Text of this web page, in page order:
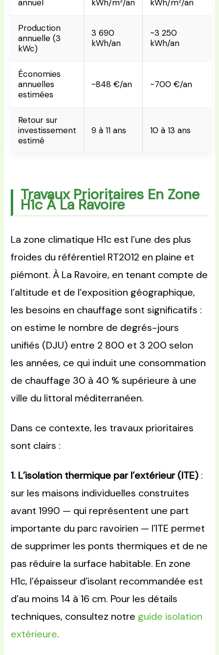
annuel kWh/m²/an kWh/m²/an
Production
annuelle (3
kWc)
3 690
kWh/an
~3 250
kWh/an
Économies
annuelles
estimées
~848 €/an ~700 €/an
Retour sur
investissement
estimé
9 à 11 ans 10 à 13 ans
Travaux Prioritaires En Zone
H1c À La Ravoire
La zone climatique H1c est l’une des plus
froides du référentiel RT2012 en plaine et
piémont. À La Ravoire, en tenant compte de
l’altitude et de l’exposition géographique,
les besoins en chauffage sont significatifs :
on estime le nombre de degrés-jours
unifiés (DJU) entre 2 800 et 3 200 selon
les années, ce qui induit une consommation
de chauffage 30 à 40 % supérieure à une
ville du littoral méditerranéen.
Dans ce contexte, les travaux prioritaires
sont clairs :
1. L’isolation thermique par l’extérieur (ITE) :
sur les maisons individuelles construites
avant 1990 — qui représentent une part
importante du parc ravoirien — l’ITE permet
de supprimer les ponts thermiques et de ne
pas réduire la surface habitable. En zone
H1c, l’épaisseur d’isolant recommandée est
d’au moins 14 à 16 cm. Pour les détails
techniques, consultez notre guide isolation
extérieure.